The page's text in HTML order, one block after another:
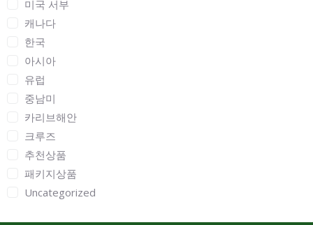
미국 서부
캐나다
한국
아시아
유럽
중남미
카리브해안
크루즈
추천상품
패키지상품
Uncategorized